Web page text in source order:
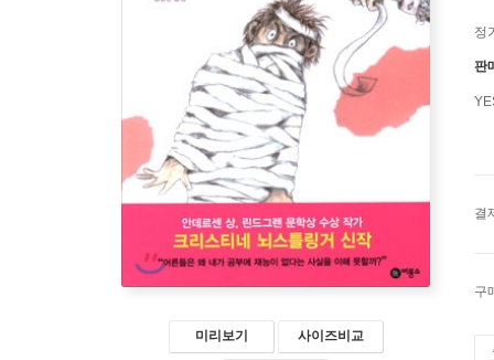
미리보기 사이즈비교
정
판
결
구